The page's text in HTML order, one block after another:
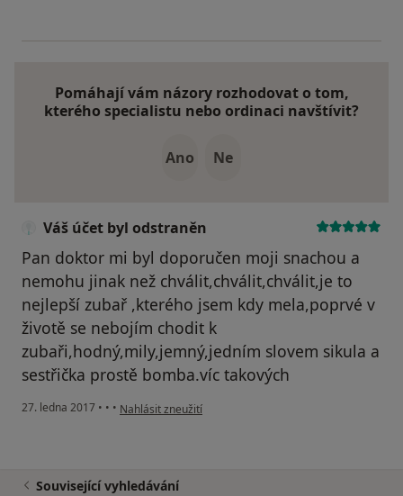
Pomáhají vám názory rozhodovat o tom,
kterého specialistu nebo ordinaci navštívit?
Ano Ne
Váš účet byl odstraněn
Pan doktor mi byl doporučen moji snachou a
nemohu jinak než chválit,chválit,chválit,je to
nejlepší zubař ,kterého jsem kdy mela,poprvé v
životě se nebojím chodit k
zubaři,hodný,mily,jemný,jedním slovem sikula a
sestřička prostě bomba.víc takových
27. ledna 2017 • • • podle názoru uživatele Váš účet byl odstraněn
Nahlásit zneužití
Související vyhledávání